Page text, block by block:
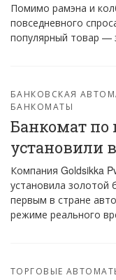
Помимо рамэна и
повседневного
популярный товар —
БАНКОВСКАЯ
БАНКОМАТЫ
Банкомат по
установили
Компания Goldsikka
установила золотой
первым в стране
режиме реального
ТОРГОВЫЕ